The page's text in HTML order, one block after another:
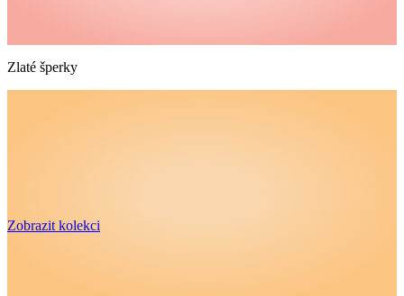
Zlaté šperky
Zobrazit kolekci